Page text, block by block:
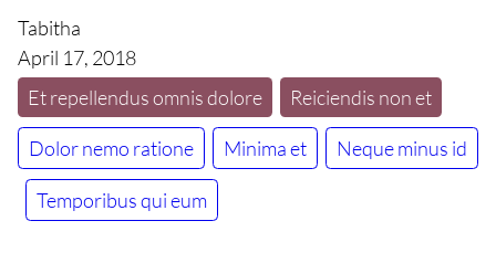
Tabitha
April 17, 2018
Et repellendus omnis dolore
Reiciendis non et
Dolor nemo ratione Minima et Neque minus id
Temporibus qui eum